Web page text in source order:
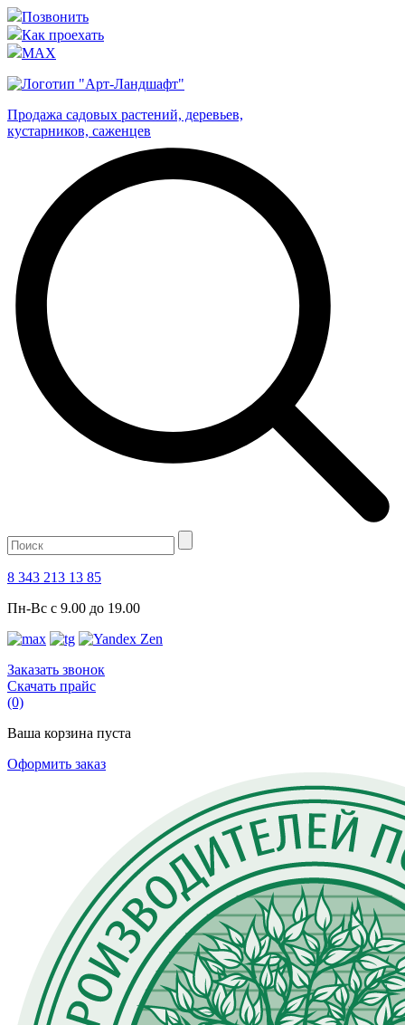
Позвонить
Как проехать
MAX
Продажа садовых растений, деревьев,
кустарников, саженцев
8 343 213 13 85
Пн-Вс с 9.00 до 19.00
Заказать звонок
Скачать прайс
(0)
Ваша корзина пуста
Оформить заказ